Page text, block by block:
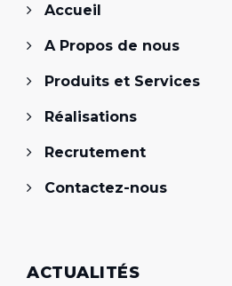
Accueil
A Propos de nous
Produits et Services
Réalisations
Recrutement
Contactez-nous
ACTUALITÉS